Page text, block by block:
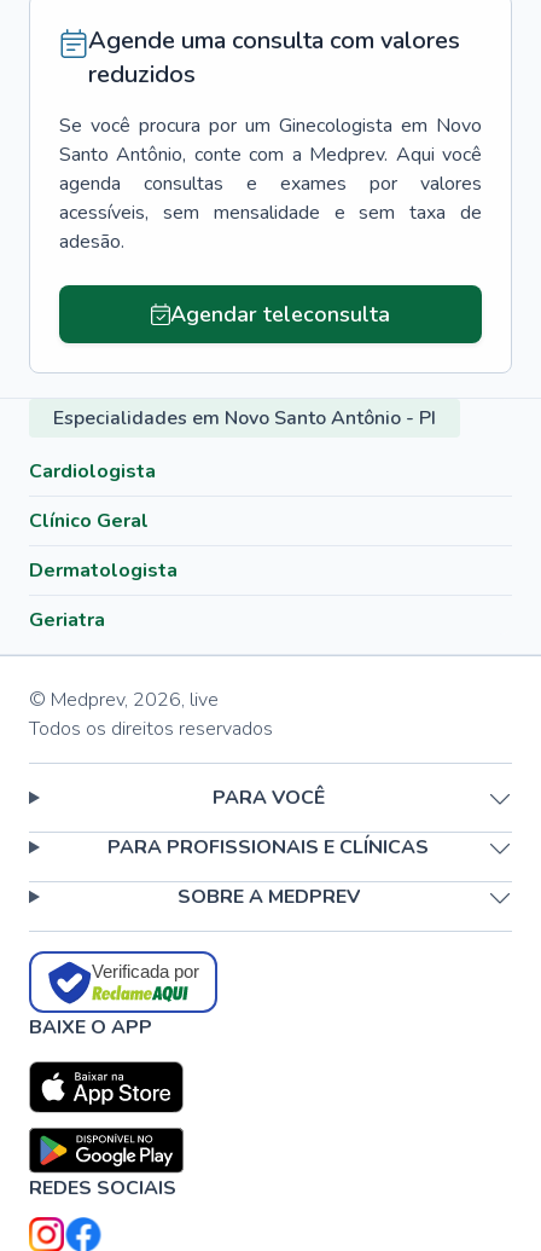
Agende uma consulta com valores
reduzidos
Se você procura por um Ginecologista em Novo
Santo Antônio, conte com a Medprev. Aqui você
agenda consultas e exames por valores
acessíveis, sem mensalidade e sem taxa de
adesão.
Agendar teleconsulta
Especialidades em Novo Santo Antônio - PI
Cardiologista
Clínico Geral
Dermatologista
Geriatra
© Medprev, 2026, live
Todos os direitos reservados
PARA VOCÊ
PARA PROFISSIONAIS E CLÍNICAS
SOBRE A MEDPREV
Verificada por
BAIXE O APP
REDES SOCIAIS